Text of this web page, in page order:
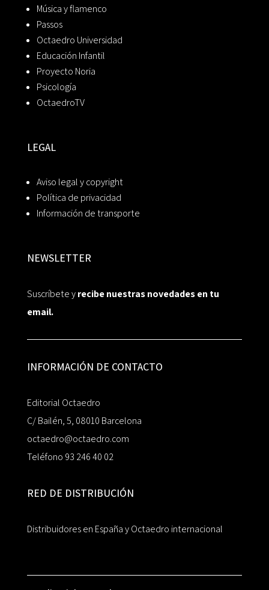
Música y flamenco
Passos
Octaedro Universidad
Educación Infantil
Proyecto Noria
Psicología
OctaedroTV
LEGAL
Aviso legal y copyright
Política de privacidad
Información de transporte
NEWSLETTER
Suscríbete yrecibe nuestras novedades en tu
email.
INFORMACIÓN DE CONTACTO
Editorial Octaedro
C/ Bailén, 5, 08010 Barcelona
octaedro@octaedro.com
Teléfono 93 246 40 02
RED DE DISTRIBUCIÓN
Distribuidores en España y Octaedro internacional